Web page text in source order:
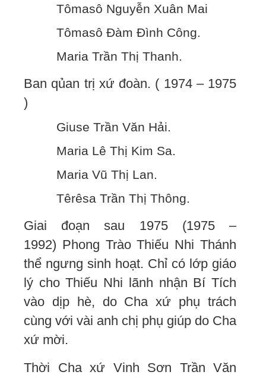
Tômasô Nguyễn Xuân Mai
Tômasô Đàm Đình Công.
Maria Trần Thị Thanh.
Ban qủan trị xứ đoàn. ( 1974 – 1975
)
Giuse Trần Văn Hải.
Maria Lê Thị Kim Sa.
Maria Vũ Thị Lan.
Têrêsa Trần Thị Thông.
Giai đoạn sau 1975 (1975 –
1992) Phong Trào Thiếu Nhi Thánh
thể ngưng sinh hoạt. Chỉ có lớp giáo
lý cho Thiếu Nhi lãnh nhận Bí Tích
vào dịp hè, do Cha xứ phụ trách
cùng với vài anh chị phụ giúp do Cha
xứ mời.
Thời Cha xứ Vinh Sơn Trần Văn